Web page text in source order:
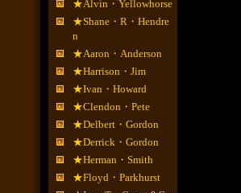
★Alvin・Yellowhorse
★Shane・R・Hendre
n
★Aaron・Anderson
★Harrison・Jim
★Ivan・Howard
★Clendon・Pete
★Delbert・Gordon
★Derrick・Gordon
★Herman・Smith
★Floyd・Parkhurst